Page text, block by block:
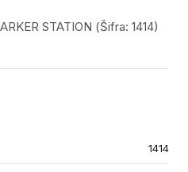
STATION (Šifra: 1414)
1414